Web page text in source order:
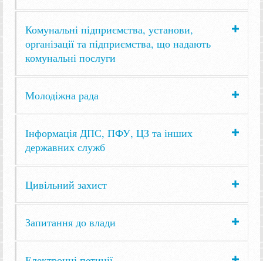
Комунальні підприємства, установи,
організації та підприємства, що надають
комунальні послуги
Молодіжна рада
Інформація ДПС, ПФУ, ЦЗ та інших
державних служб
Цивільний захист
Запитання до влади